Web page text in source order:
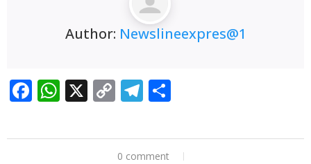
ਮਾਡਲ ਸਕੂਲ ਦਾ ਦਬਦਬਾ ਬਰਕਰਾਰ
‘ਤੇ ; ਦੋ ਦਿਨਾਂ ਦੀ ਕਲਮ ਛੋੜ ਹੜਤਾਲ ਤੋਂ ਬਾਅਦ ਸਮੂਹਿਕ
ਲਾਈਵ ਪ੍ਰਸਾਰਣ ’ਤੇ ਵਧਿਆ ਵਿਵਾਦ; SGPC ਵੱਲੋਂ GTC
Author: Newslineexpres@1
Facebook
WhatsApp
X CopyTelegram
0 comment